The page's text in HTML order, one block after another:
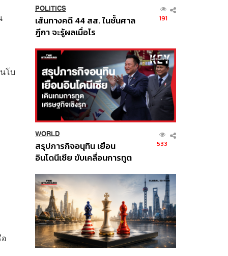
โบ
POLITICS
เส้นทางคดี 44 สส. ในชั้นศาล
ฎีกา จะรู้ผลเมื่อไร
191
WORLD
สรุปภารกิจอนุทิน เยือน
อินโดนีเซีย ขับเคลื่อนการทูต
ส่วนยุทธศาสตร์ไทย –
อินโดนีเซีย
533